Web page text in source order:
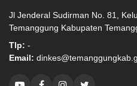
Jl Jenderal Sudirman No. 81,
Temanggung Kabupaten
Tlp: -
Email: